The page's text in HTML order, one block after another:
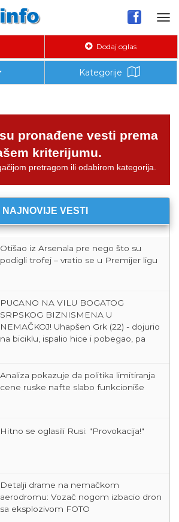
Dodaj oglas
Kategorije
pronađene vesti prema
kriterijumu.
pretragom ili odabirom kategorija.
NAJNOVIJE VESTI
Otišao iz Arsenala pre nego što su
podigli trofej – vratio se u Premijer ligu
PUCANO NA VILU BOGATOG
SRPSKOG BIZNISMENA U
NEMAČKOJ! Uhapšen Grk (22) - dojurio
na biciklu, ispalio hice i pobegao, pa
Analiza pokazuje da politika limitiranja
cene ruske nafte slabo funkcioniše
Hitno se oglasili Rusi: "Provokacija!"
Detalji drame na nemačkom
aerodromu: Vozač nogom izbacio dron
sa eksplozivom FOTO